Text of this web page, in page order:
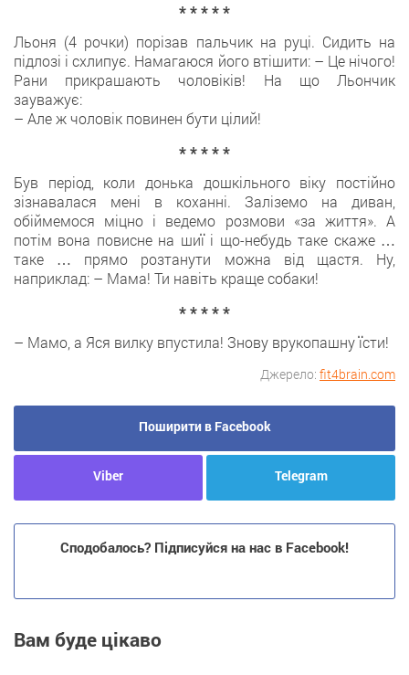
* * * * *
Льоня (4 рочки) порізав пальчик на руці. Сидить на
підлозі і схлипує. Намагаюся його втішити: – Це нічого!
Рани прикрашають чоловіків! На що Льончик
зауважує:
– Але ж чоловік повинен бути цілий!
* * * * *
Був період, коли донька дошкільного віку постійно
зізнавалася мені в коханні. Заліземо на диван,
обіймемося міцно і ведемо розмови «за життя». А
потім вона повисне на шиї і що-небудь таке скаже …
таке … прямо розтанути можна від щастя. Ну,
наприклад: – Мама! Ти навіть краще собаки!
* * * * *
– Мамо, а Яся вилку впустила! Знову врукопашну їсти!
Джерело: fit4brain.com
Поширити в Facebook
Viber Telegram
Сподобалось? Підписуйся на нас в Facebook!
Вам буде цікаво